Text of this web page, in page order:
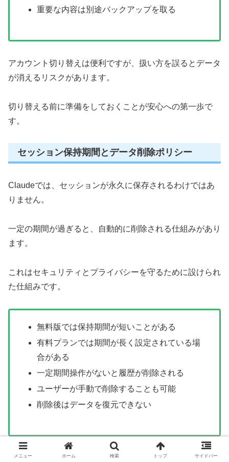
重要な内容は別途バックアップを取る
アカウント切り替えは便利ですが、扱い方を誤るとデータ
が消えるリスクがあります。
切り替える前に準備をしておくことが安心への第一歩で
す。
セッション保持期間とデータ削除ポリシー
Claudeでは、セッションが永久に保存されるわけではあ
りません。
一定の期間が過ぎると、自動的に削除される仕組みがあり
ます。
これはセキュリティとプライバシーを守るために設けられ
た仕組みです。
無料版では保持期間が短いことがある
有料プランでは期間が長く設定されている場
合がある
一定期間操作がないと履歴が削除される
ユーザーが手動で削除することも可能
削除後はデータを復元できない
このようなポリシーを理解しておけば、「なぜ履歴が消え
メニュー ホーム 検索 トップ サイドバー